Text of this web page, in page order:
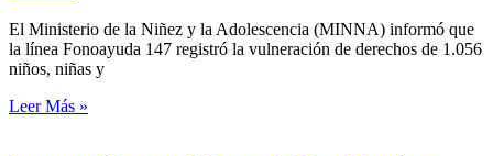
El Ministerio de la Niñez y la Adolescencia (MINNA) informó que
la línea Fonoayuda 147 registró la vulneración de derechos de 1.056
niños, niñas y
Leer Más »